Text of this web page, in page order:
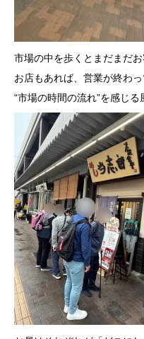
市場の中を歩くとまだまだ
お店もあれば、営業が終わっ
“市場の時間の流れ”を感じる